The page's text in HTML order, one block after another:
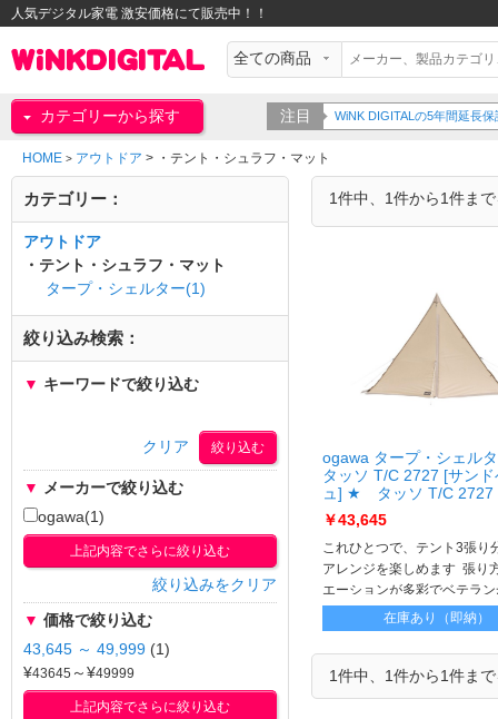
人気デジタル家電 激安価格にて販売中！！
カテゴリーから探す 注目 WiNK DIGITALの5年間延長
HOME > アウトドア > ・テント・シュラフ・マット
1件中、1件から1件ま
ogawa タープ・シェル
タッソ T/C 2727 [サン
ュ] ★ タッソ T/C 2727
￥43,645
これひとつで、テント3張り
アレンジを楽しめます 張り
エーションが多彩でベテラ
ナーまで人気 前後トリプル
ーなどの機能はそのままに
プラス
在庫あり（即納）
1件中、1件から1件ま
カテゴリー：
アウトドア
・テント・シュラフ・マット
タープ・シェルター(1)
絞り込み検索：
▼ キーワードで絞り込む
クリア
▼ メーカーで絞り込む
ogawa(1)
上記内容でさらに絞り込む
絞り込みをクリア
▼ 価格で絞り込む
43,645 ～ 49,999 (1)
¥
～¥
上記内容でさらに絞り込む